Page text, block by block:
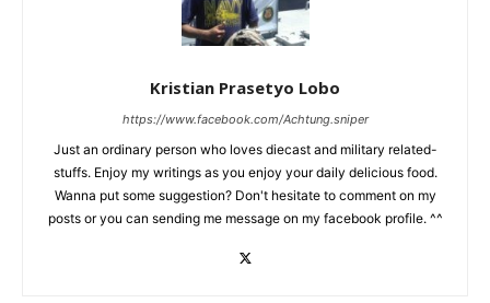
Kristian Prasetyo Lobo
https://www.facebook.com/Achtung.sniper
Just an ordinary person who loves diecast and military related-
stuffs. Enjoy my writings as you enjoy your daily delicious food.
Wanna put some suggestion? Don't hesitate to comment on my
posts or you can sending me message on my facebook profile. ^^